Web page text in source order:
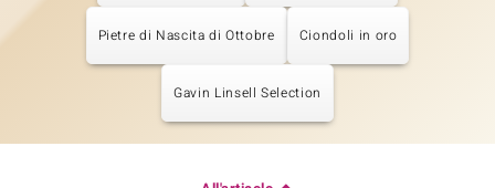
Pietre di Nascita di Ottobre Ciondoli in oro
Gavin Linsell Selection